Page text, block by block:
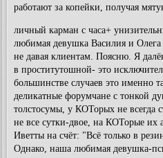
работают за копейки, получая
личный карман с часа+
любимая девушка Василия и
не давая клиентам. Поясню. Я
в проститутошной- это
большинстве случаев это именно
деликатные форумчане с тонкой
толстосумы, у КОТорых не всегда
не все сутки-двое, на КОТорые их
Иветты на счёт: "Всё только в
Однако, наша любимая девушка-